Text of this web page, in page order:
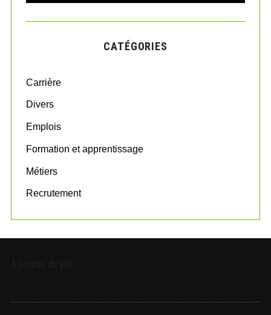
a
r
o
:
A
C
CATÉGORIES
Carrière
Divers
Emplois
Formation et apprentissage
Métiers
Recrutement